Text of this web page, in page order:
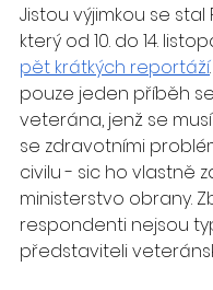
Jistou výjimkou se stal
který od 10. do 14.
pět krátkých reportáží
pouze jeden příběh
veterána, jenž se
se zdravotními
civilu - sic ho vlastně
ministerstvo obrany.
respondenti nejsou
představiteli